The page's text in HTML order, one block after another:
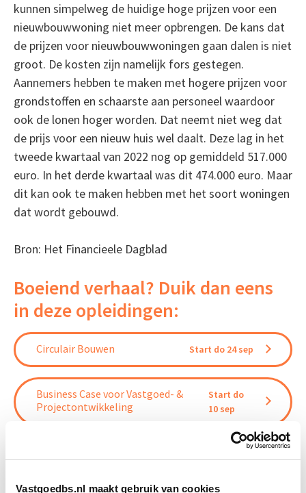
Vastgoedbs.nl maakt gebruik van cookies
kunnen simpelweg de huidige hoge prijzen voor een
nieuwbouwwoning niet meer opbrengen. De kans dat
de prijzen voor nieuwbouwwoningen gaan dalen is niet
groot. De kosten zijn namelijk fors gestegen.
Aannemers hebben te maken met hogere prijzen voor
grondstoffen en schaarste aan personeel waardoor
ook de lonen hoger worden. Dat neemt niet weg dat
de prijs voor een nieuw huis wel daalt. Deze lag in het
tweede kwartaal van 2022 nog op gemiddeld 517.000
euro. In het derde kwartaal was dit 474.000 euro. Maar
dit kan ook te maken hebben met het soort woningen
dat wordt gebouwd.
Bron: Het Financieele Dagblad
Boeiend verhaal? Duik dan eens
in deze opleidingen:
Circulair Bouwen Start do 24 sep
Business Case voor Vastgoed- &
Projectontwikkeling
Start do
10 sep